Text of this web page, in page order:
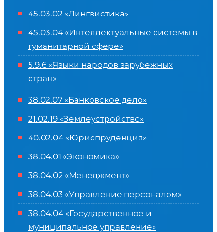
45.03.02 «Лингвистика»
45.03.04 «Интеллектуальные системы в
гуманитарной сфере»
5.9.6 «Языки народов зарубежных
стран»
38.02.07 «Банковское дело»
21.02.19 «Землеустройство»
40.02.04 «Юриспруденция»
38.04.01 «Экономика»
38.04.02 «Менеджмент»
38.04.03 «Управление персоналом»
38.04.04 «Государственное и
муниципальное управление»